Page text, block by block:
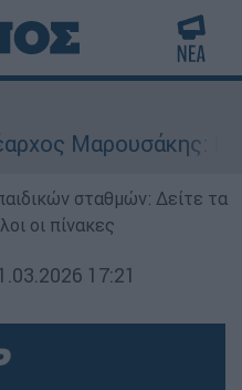
Μαρουσάκης:
σταθμών: Δείτε τα
οι πίνακες
17:21